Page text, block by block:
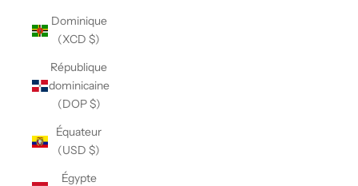
Dominique
(XCD $)
République
dominicaine
(DOP $)
Équateur
(USD $)
Égypte